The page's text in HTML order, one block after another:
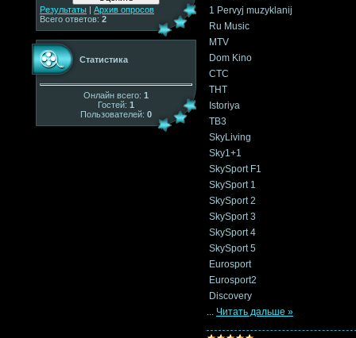
Результаты | Архив опросов
Всего ответов: 2
Статистика
Онлайн всего: 1
Гостей: 1
Пользователей: 0
1 Pervyj muzyklanij
Ru Music
MTV
Dom Kino
CTC
THT
Istoriya
TB3
SkyLiving
Sky1+1
SkySport F1
SkySport 1
SkySport 2
SkySport 3
SkySport 4
SkySport 5
Eurosport
Eurosport2
Discovery
... Читать дальше »